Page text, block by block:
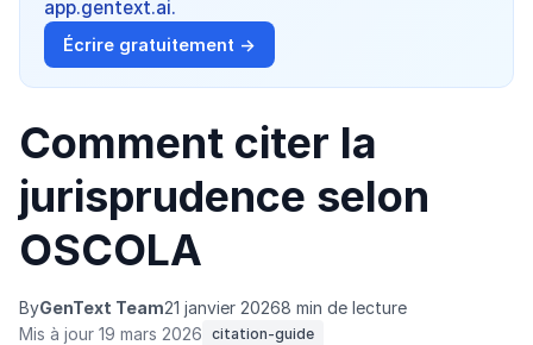
app.gentext.ai.
Écrire gratuitement →
Comment citer la
jurisprudence selon
OSCOLA
ByGenText Team21 janvier 20268 min de lecture
Mis à jour 19 mars 2026 citation-guide